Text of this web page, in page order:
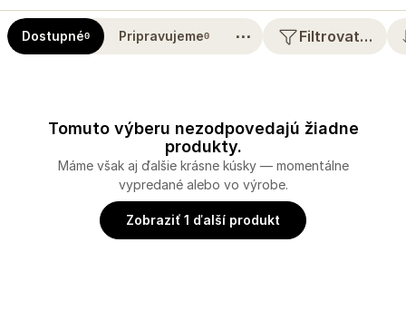
Dostupné0 Pripravujeme0 ⋯ Filtrovat…
Tomuto výberu nezodpovedajú žiadne
produkty.
Máme však aj ďalšie krásne kúsky — momentálne
vypredané alebo vo výrobe.
Zobraziť 1 ďalší produkt